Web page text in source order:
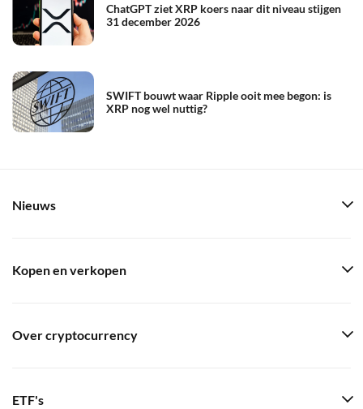
ChatGPT ziet XRP koers naar dit niveau stijgen
31 december 2026
SWIFT bouwt waar Ripple ooit mee begon: is
XRP nog wel nuttig?
Nieuws
Kopen en verkopen
Over cryptocurrency
ETF's